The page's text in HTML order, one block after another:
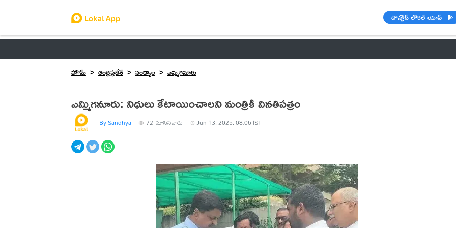
డౌన్లోడ్ లోకల్ యాప్
హోమ్
ఆంధ్రప్రదేశ్ నంద్యాల ఎమ్మిగనూరు
ఎమ్మిగనూరు: నిధులు కేటాయించాలని మంత్రికి వినతిపత్రం
By Sandhya 72 చూసినవారు Jun 13, 2025, 08:06 IST